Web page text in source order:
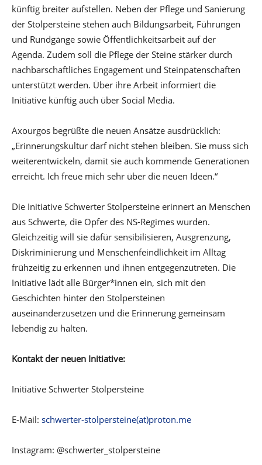
künftig breiter aufstellen. Neben der Pflege und Sanierung
der Stolpersteine stehen auch Bildungsarbeit, Führungen
und Rundgänge sowie Öffentlichkeitsarbeit auf der
Agenda. Zudem soll die Pflege der Steine stärker durch
nachbarschaftliches Engagement und Steinpatenschaften
unterstützt werden. Über ihre Arbeit informiert die
Initiative künftig auch über Social Media.
Axourgos begrüßte die neuen Ansätze ausdrücklich:
„Erinnerungskultur darf nicht stehen bleiben. Sie muss sich
weiterentwickeln, damit sie auch kommende Generationen
erreicht. Ich freue mich sehr über die neuen Ideen.“
Die Initiative Schwerter Stolpersteine erinnert an Menschen
aus Schwerte, die Opfer des NS-Regimes wurden.
Gleichzeitig will sie dafür sensibilisieren, Ausgrenzung,
Diskriminierung und Menschenfeindlichkeit im Alltag
frühzeitig zu erkennen und ihnen entgegenzutreten. Die
Initiative lädt alle Bürger*innen ein, sich mit den
Geschichten hinter den Stolpersteinen
auseinanderzusetzen und die Erinnerung gemeinsam
lebendig zu halten.
Kontakt der neuen Initiative:
Initiative Schwerter Stolpersteine
E-Mail: schwerter-stolpersteine(at)proton.me
Instagram: @schwerter_stolpersteine